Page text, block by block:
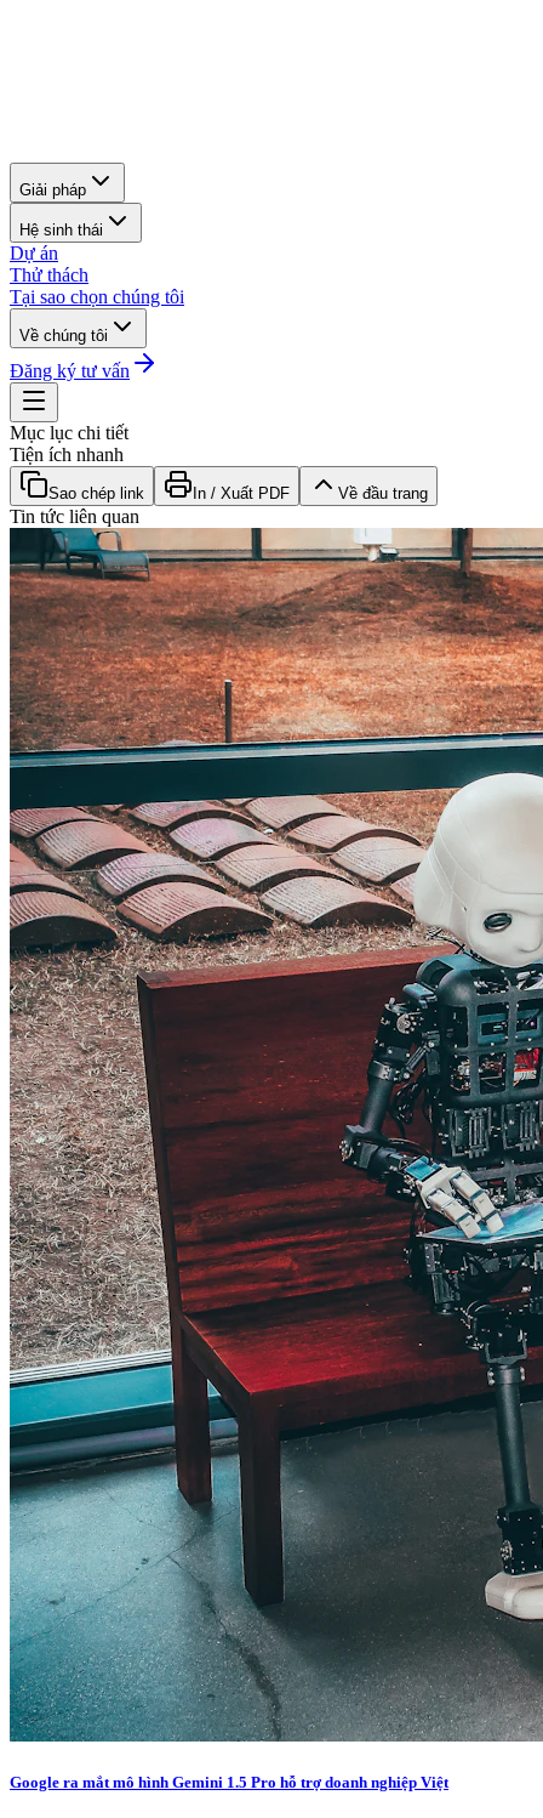
Giải pháp
Hệ sinh thái
Dự án
Thử thách
Tại sao chọn chúng tôi
Về chúng tôi
Đăng ký tư vấn
Mục lục chi tiết
Tiện ích nhanh
Sao chép link In / Xuất PDF Về đầu trang
Tin tức liên quan
Google ra mắt mô hình Gemini 1.5 Pro hỗ trợ doanh nghiệp Việt